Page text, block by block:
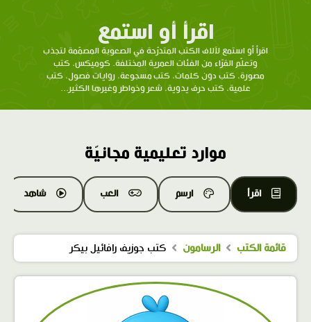
اقرأ أو استمع
اقرأ أو استمع لآلاف الكتب المتدرّحة في الصعوبة المصمّمة لتجذب
وتعلّم القرّاء من الفئات العمرية المختلفة. كوميكس، كتب
مصورة، كتب دون كلمات، كتب مسجوعة، روايات فصول، كتب
علمية، كتب حرف يدوية، شعر وخواطر وغيرها الكثير...
موارد تعليمية مجانيّة
اقرأ ارسم العب شاهد
قائمة الكتب الرسامون كتب جوزيف رافائيل بيكر